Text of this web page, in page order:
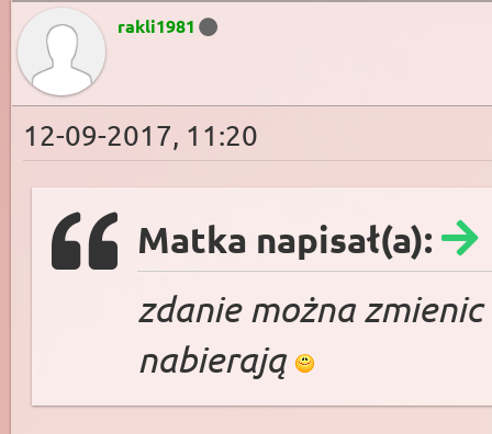
rakli1981
12-09-2017, 11:20
Matka napisał(a):
zdanie można zmienic
nabierają